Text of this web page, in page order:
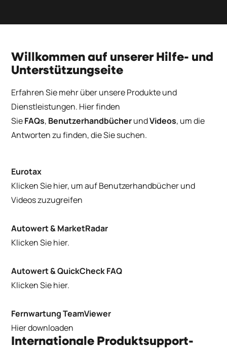
Willkommen auf unserer Hilfe- und
Unterstützungseite
Erfahren Sie mehr über unsere Produkte und
Dienstleistungen. Hier finden
SieFAQs, BenutzerhandbücherundVideos, um die
Antworten zu finden, die Sie suchen.
Eurotax
Klicken Sie hier, um auf Benutzerhandbücher und
Videos zuzugreifen
Autowert & MarketRadar
Klicken Sie hier.
Autowert & QuickCheck FAQ
Klicken Sie hier.
Fernwartung TeamViewer
Hier downloaden
Internationale Produktsupport-